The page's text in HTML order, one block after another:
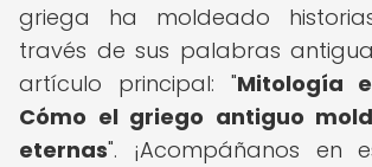
griega ha moldeado
través de sus palabras
artículo principal: "Mitología
Cómo el griego antiguo
eternas". ¡Acompáñanos en